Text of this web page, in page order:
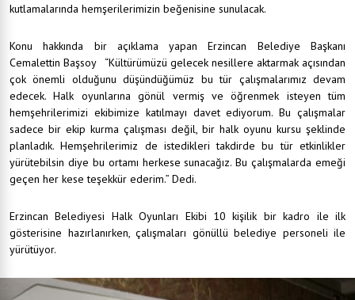
kutlamalarında hemşerilerimizin beğenisine sunulacak.
Konu hakkında bir açıklama yapan Erzincan Belediye Başkanı
Cemalettin Başsoy “Kültürümüzü gelecek nesillere aktarmak açısından
çok önemli olduğunu düşündüğümüz bu tür çalışmalarımız devam
edecek. Halk oyunlarına gönül vermiş ve öğrenmek isteyen tüm
hemşehrilerimizi ekibimize katılmayı davet ediyorum. Bu çalışmalar
sadece bir ekip kurma çalışması değil, bir halk oyunu kursu şeklinde
planladık. Hemşehrilerimiz de istedikleri takdirde bu tür etkinlikler
yürütebilsin diye bu ortamı herkese sunacağız. Bu çalışmalarda emeği
geçen her kese teşekkür ederim.” Dedi.
Erzincan Belediyesi Halk Oyunları Ekibi 10 kişilik bir kadro ile ilk
gösterisine hazırlanırken, çalışmaları gönüllü belediye personeli ile
yürütüyor.